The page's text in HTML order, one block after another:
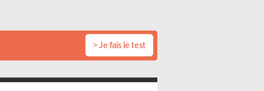
> Je fais le test